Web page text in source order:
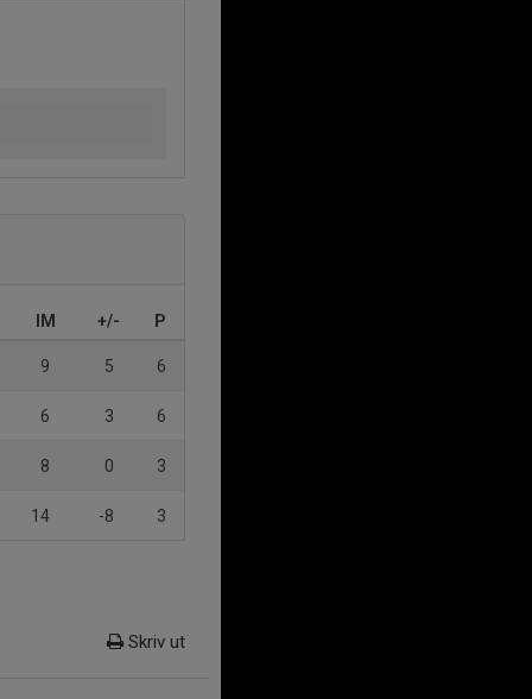
IM +/- P
9 5 6
6 3 6
8 0 3
14 -8 3
Skriv ut